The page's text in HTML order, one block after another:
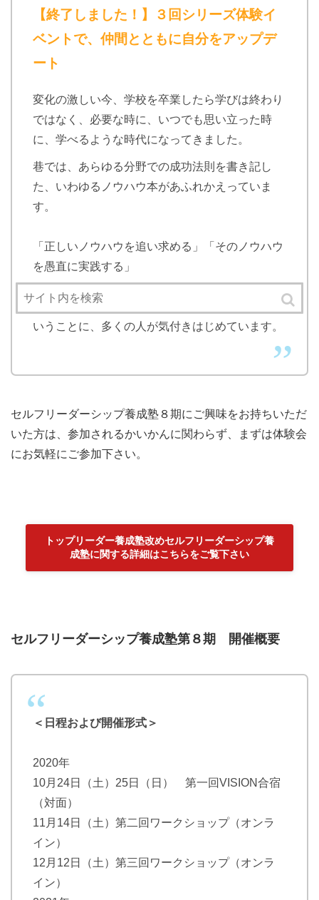
【終了しました！】３回シリーズ体験イ
ベントで、仲間とともに自分をアップデ
ート
変化の激しい今、学校を卒業したら学びは終わり
ではなく、必要な時に、いつでも思い立った時
に、学べるような時代になってきました。
巷では、あらゆる分野での成功法則を書き記し
た、いわゆるノウハウ本があふれかえっていま
す。
「正しいノウハウを追い求める」「そのノウハウ
を愚直に実践する」
このようなアプローチでは、絶対に成功しないと
いうことに、多くの人が気付きはじめています。
セルフリーダーシップ養成塾８期にご興味をお持ちいただ
いた方は、参加されるかいかんに関わらず、まずは体験会
にお気軽にご参加下さい。
トップリーダー養成塾改めセルフリーダーシップ養
成塾に関する詳細はこちらをご覧下さい
セルフリーダーシップ養成塾第８期 開催概要
＜日程および開催形式＞
2020年
10月24日（土）25日（日） 第一回VISION合宿
（対面）
11月14日（土）第二回ワークショップ（オンラ
イン）
12月12日（土）第三回ワークショップ（オンラ
イン）